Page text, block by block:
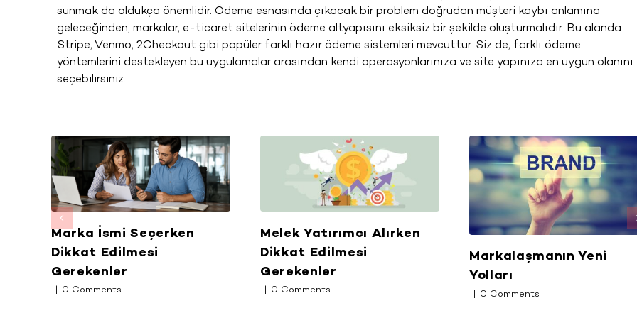
sunmak da oldukça önemlidir. Ödeme esnasında çıkacak bir problem doğrudan müşteri kaybı anlamına
geleceğinden, markalar, e-ticaret sitelerinin ödeme altyapısını eksiksiz bir şekilde oluşturmalıdır. Bu alanda
Stripe, Venmo, 2Checkout gibi popüler farklı hazır ödeme sistemleri mevcuttur. Siz de, farklı ödeme
yöntemlerini destekleyen bu uygulamalar arasından kendi operasyonlarınıza ve site yapınıza en uygun olanını
seçebilirsiniz.
Marka İsmi Seçerken
Dikkat Edilmesi
Gerekenler
| 0 Comments
Melek Yatırımcı Alırken
Dikkat Edilmesi
Gerekenler
| 0 Comments
Markalaşmanın Yeni
Yolları
| 0 Comments